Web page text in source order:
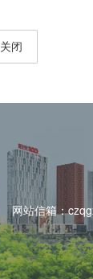
关闭
网站信箱：